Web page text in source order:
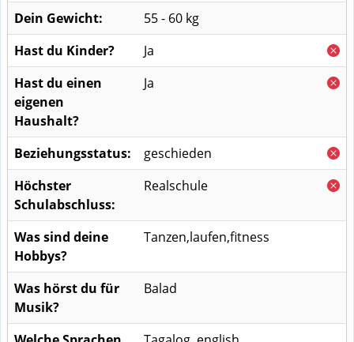
Dein Gewicht:
55 - 60 kg
Hast du Kinder?
Ja
Hast du einen
eigenen
Haushalt?
Ja
Beziehungsstatus:
geschieden
Höchster
Schulabschluss:
Realschule
Was sind deine
Hobbys?
Tanzen,laufen,fitness
Was hörst du für
Musik?
Balad